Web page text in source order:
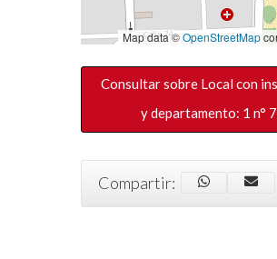
Map data ©OpenStreetMap
Consultar sobre Local con
y departamento: 1 n°
Compartir: